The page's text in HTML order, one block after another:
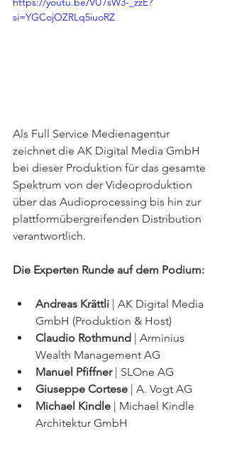
si=YGCojOZRLq5iuoRZ
Als Full Service Medienagentur
zeichnet die AK Digital Media GmbH
bei dieser Produktion für das gesamte
Spektrum von der Videoproduktion
über das Audioprocessing bis hin zur
plattformübergreifenden Distribution
verantwortlich.
Die Experten Runde auf dem Podium:
Andreas Krättli | AK Digital Media
GmbH (Produktion & Host)
Claudio Rothmund | Arminius
Wealth Management AG
Manuel Pfiffner | SLOne AG
Giuseppe Cortese | A. Vogt AG
Michael Kindle | Michael Kindle
Architektur GmbH